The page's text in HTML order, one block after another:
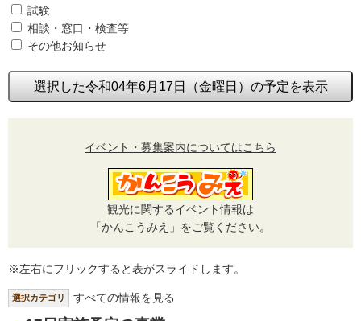
試験
相談・窓口・検査等
その他お知らせ
選択した令和04年6月17日（金曜日）の予定を表示
イベント・募集案内についてはこちら
観光に関するイベント情報は
「かんこうみえ」をご覧ください。
※左右にフリックすると表がスライドします。
選択カテゴリ すべての情報を見る